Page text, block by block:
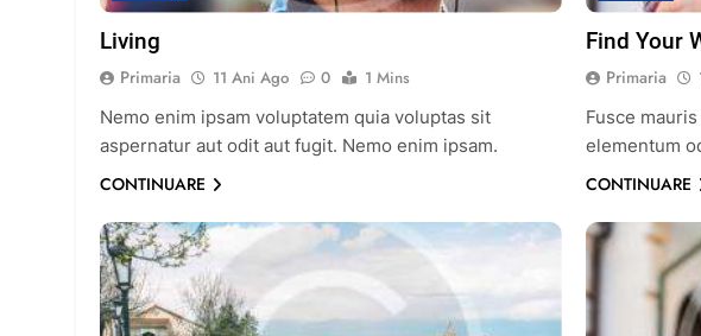
Living
Primaria 11 Ani Ago 0
1 Mins
Nemo enim ipsam voluptatem quia voluptas sit
aspernatur aut odit aut fugit. Nemo enim ipsam.
CONTINUARE
Find Your
Primaria
Fusce
elementum
CONTINUARE